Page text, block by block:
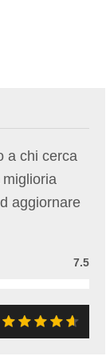
a chi cerca
aggiornare
7.5